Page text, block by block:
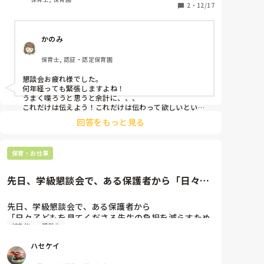
来年こそはもうちょっと落ち着いて話せるようになる
ぞ！
2 ・ 12/17
かのみ
保育士, 認証・認定保育園
懇談会お疲れ様でした。
何年経っても緊張しますよね！
うまく喋ろうと思うと余計に、、、
これだけは伝えよう！これだけは伝わって欲しいという
ことが一つでも保護者に伝われば100点だと思います
年後に忘れてしまうことばかり、、、
自分らしく気持ちを伝えるだけで十分だと思いますし、
回答をもっと見る
保育・お仕事
先日、学級懇談会で、ある保護者から「日々子
先日、学級懇談会で、ある保護者から
「日々子どもを見てくださる先生の負担を減らすため
に保護者として何かできることはありますか？」
「特にこちらが求めることはありませんが。。しいて
持ち物 懇談会
ハセケイ